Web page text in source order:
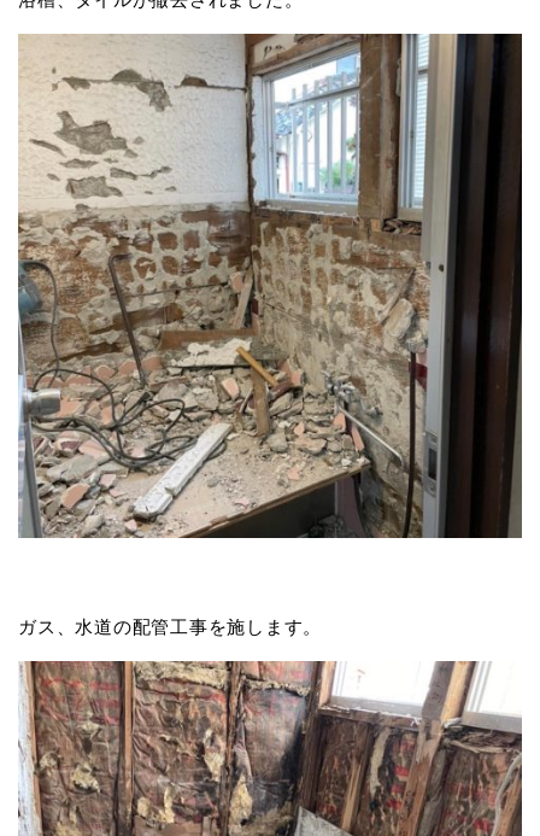
ガス、水道の配管工事を施します。